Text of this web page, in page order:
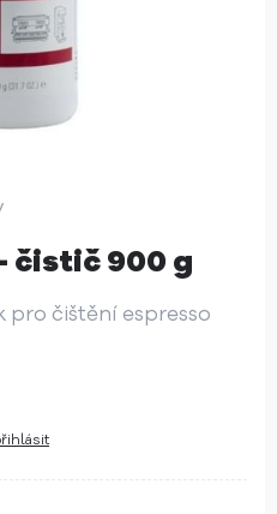
čistič 900 g
čištění espresso